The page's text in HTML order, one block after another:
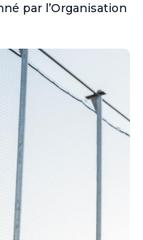
par l’Organisation